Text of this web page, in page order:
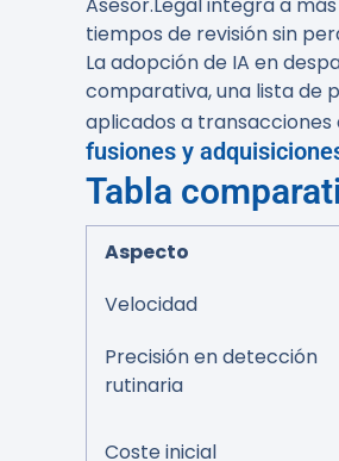
tiempos de revisión sin
La adopción de IA en
comparativa, una lista de
aplicados a transacciones
fusiones y
Tabla
Aspecto
Velocidad
Precisión en detección
rutinaria
Coste inicial